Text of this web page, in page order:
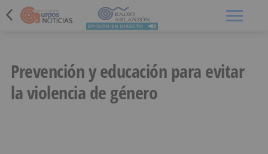
Prevención y educación para evitar
la violencia de género